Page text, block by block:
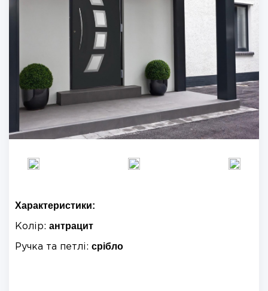
Характеристики:
Колір: антрацит
Ручка та петлі: срібло